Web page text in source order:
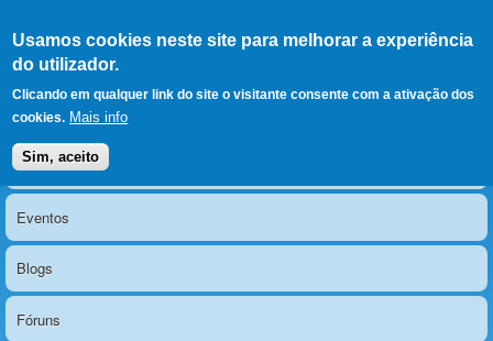
Usamos cookies neste site para melhorar a experiência
do utilizador.
Clicando em qualquer link do site o visitante consente com a ativação dos
cookies. Mais info
Sim, aceito
LERPARAVER , ir para a
página principal
O portal da visão diferente
Menu principal
Notícias
Eventos
Blogs
Fóruns